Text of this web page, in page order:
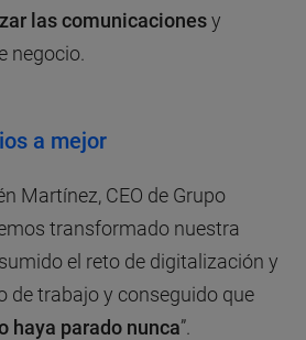
las comunicacionesy
negocio.
a mejor
Martínez, CEO de Grupo
transformado nuestra
el reto de digitalización y
de trabajo y conseguido que
haya parado nunca”.